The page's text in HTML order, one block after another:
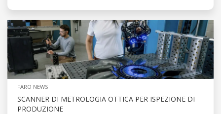
FARO NEWS
SCANNER DI METROLOGIA OTTICA PER ISPEZIONE DI
PRODUZIONE